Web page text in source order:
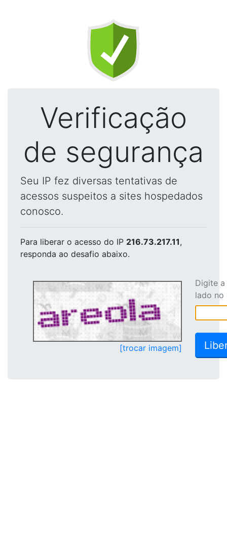
Verificação
de segurança
Seu IP fez diversas tentativas de
acessos suspeitos a sites hospedados
conosco.
Para liberar o acesso do IP 216.73.217.11,
responda ao desafio abaixo.
[trocar imagem]
Digite
lado no